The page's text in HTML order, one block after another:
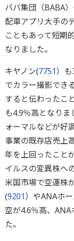
ババ集団（BABA
配車アプリ大手の
こともあって短期
なりました。
キヤノン(7751）
でカラー撮影でき
すると伝わったこ
も4.9％高となり
ォーマルなどが好
事業の既存店売上
年を上回ったこと
イルスの変異株へ
米国市場で空運株
(9201）やANAホ
空が4.6％高、
た。